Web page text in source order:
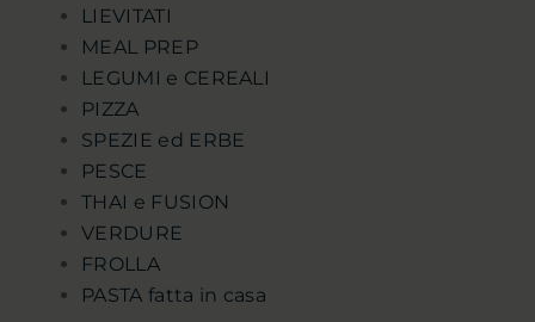
LIEVITATI
MEAL PREP
LEGUMI e CEREALI
PIZZA
SPEZIE ed ERBE
PESCE
THAI e FUSION
VERDURE
FROLLA
PASTA fatta in casa